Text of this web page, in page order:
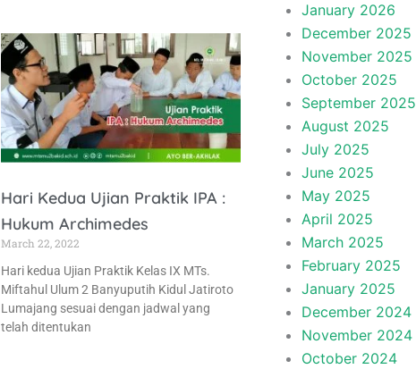
Hari Kedua Ujian Praktik IPA :
Hukum Archimedes
March 22, 2022
Hari kedua Ujian Praktik Kelas IX MTs.
Miftahul Ulum 2 Banyuputih Kidul Jatiroto
Lumajang sesuai dengan jadwal yang
telah ditentukan
January 2026
December 2025
November 2025
October 2025
September 2025
August 2025
July 2025
June 2025
May 2025
April 2025
March 2025
February 2025
January 2025
December 2024
November 2024
October 2024